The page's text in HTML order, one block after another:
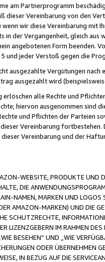
am Partnerprogramm
dieser Vereinbarung von den
wir diese Vereinbarung mit
in der Vergangenheit, gleich
angebotenen Form beenden.
und jeder Verstoß gegen die
ausgezahlte Vergütungen
ausgezahlt wird
alle Rechte und
hiervon ausgenommen sind
und Pflichten der Parteien
Vereinbarung
Vereinbarung und der
WEBSITE, PRODUKTE UND
DIE
NAMEN, MARKEN UND
AMAZON-MARKEN) UND DIE
SCHUTZRECHTE,
LIZENZGEBERN IM RAHMEN
BESEHEN“ UND „WIE
ODER ÜBERNEHMEN
IN BEZUG AUF DIE